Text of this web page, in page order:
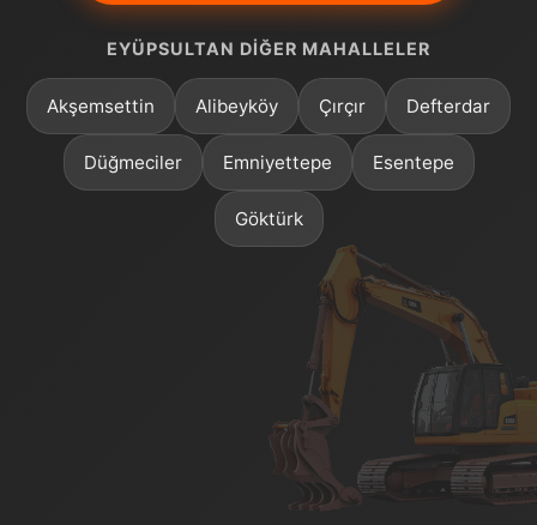
EYÜPSULTAN DIĞER MAHALLELER
Akşemsettin Alibeyköy Çırçır Defterdar
Düğmeciler Emniyettepe Esentepe
Göktürk